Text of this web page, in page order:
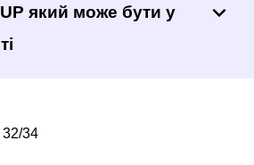
який може бути у
32/34